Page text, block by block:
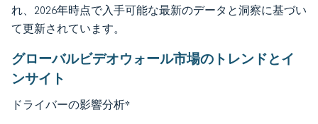
れ、2026年時点で入手可能な最新のデータと洞察に基づい
て更新されています。
グローバルビデオウォール市場のトレンドとイ
ンサイト
ドライバーの影響分析*